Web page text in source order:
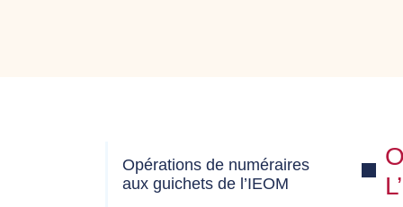
Opérations de numéraires
aux guichets de l’IEOM